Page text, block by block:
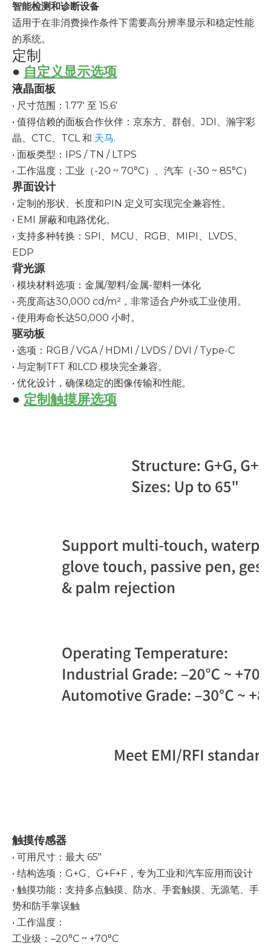
智能检测和诊断设备
适用于在非消费操作条件下需要高分辨率显示和稳定性能
的系统。
定制
● 自定义显示选项
液晶面板
• 尺寸范围：1.77' 至 15.6'
• 值得信赖的面板合作伙伴：京东方、群创、JDI、瀚宇彩
晶、CTC、TCL 和 天马.
• 面板类型：IPS / TN / LTPS
• 工作温度：工业（-20 ~ 70°C）、汽车（-30 ~ 85°C）
界面设计
• 定制的形状、长度和PIN 定义可实现完全兼容性。
• EMI 屏蔽和电路优化。
• 支持多种转换：SPI、MCU、RGB、MIPI、LVDS、
EDP
背光源
• 模块材料选项：金属/塑料/金属-塑料一体化
• 亮度高达30,000 cd/m²，非常适合户外或工业使用。
• 使用寿命长达50,000 小时。
驱动板
• 选项：RGB / VGA / HDMI / LVDS / DVI / Type-C
• 与定制TFT 和LCD 模块完全兼容。
• 优化设计，确保稳定的图像传输和性能。
● 定制触摸屏选项
触摸传感器
• 可用尺寸：最大 65"
• 结构选项：G+G、G+F+F，专为工业和汽车应用而设计
• 触摸功能：支持多点触摸、防水、手套触摸、无源笔、手
势和防手掌误触
• 工作温度：
工业级：–20°C ~ +70°C